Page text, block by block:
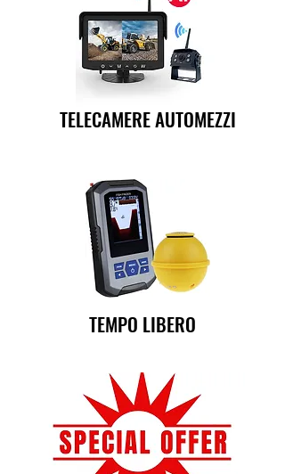
TELECAMERE AUTOMEZZI
TEMPO LIBERO